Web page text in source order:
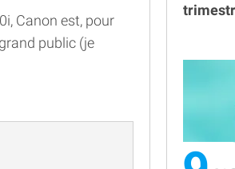
Canon est, pour
public (je